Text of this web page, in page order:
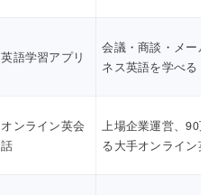
英語学習アプリ
会議・商談・メール
ネス英語を学べる
オンライン英会
話
上場企業運営、90万
る大手オンライン英